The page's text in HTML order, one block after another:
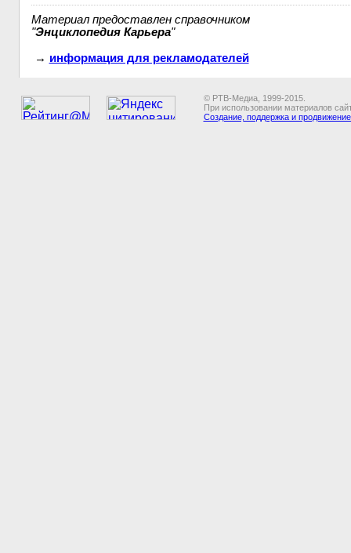
Материал предоставлен справочником
"Энциклопедия Карьера"
→ информация для рекламодателей
© РТВ-Медиа, 1999-2015.
При использовании материалов
Создание, поддержка и